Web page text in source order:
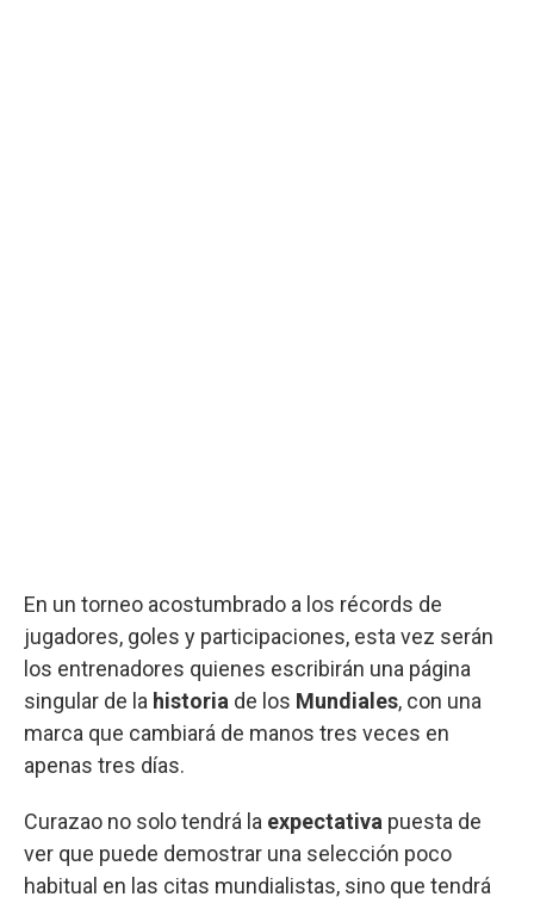
En un torneo acostumbrado a los récords de
jugadores, goles y participaciones, esta vez serán
los entrenadores quienes escribirán una página
singular de la historia de los Mundiales, con una
marca que cambiará de manos tres veces en
apenas tres días.
Curazao no solo tendrá la expectativa puesta de
ver que puede demostrar una selección poco
habitual en las citas mundialistas, sino que tendrá